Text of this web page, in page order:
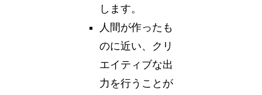
します。
人間が作ったも
のに近い、クリ
エイティブな出
力を行うことが